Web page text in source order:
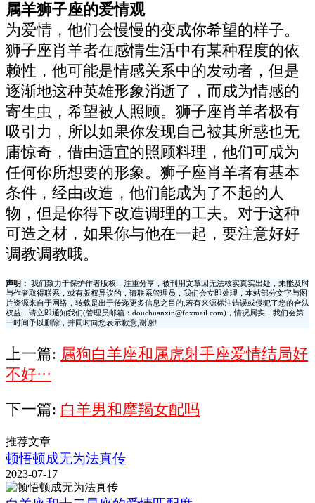
属羊狮子座的爱情观
为爱情，他们会慢慢的变成你希望的样子。
狮子座肖羊者在感情生活中有某种程度的依
赖性，他可能是情感关系中的发动者，但是
逐渐地这种英雄形象消逝了，而成为情感的
寄生虫，希望被人照顾。狮子座肖羊者极有
吸引力，所以如果你发现自己被其所惑也无
庸惊奇，借由适宜的照顾料理，他们可成为
任何你所想要的形象。狮子座肖羊者有基本
条件，经由改造，他们能成为了不起的人
物，但是你得下改造调理的工夫。对于这种
可造之材，如果你与他在一起，要注意好好
调教调教哦。
声明：
我们致力于保护作者版权，注重分享，被刊用文章因无法核实真实出处，未能及时
与作者取得联系，或有版权异议的，请联系管理员，我们会立即处理，本站部分文字与图
片资源来自于网络，转载是出于传递更多信息之目的,若有来源标注错误或侵犯了您的合法
权益，请立即通知我们(管理员邮箱：douchuanxin@foxmail.com)，情况属实，我们会第
一时间予以删除，并同时向您表示歉意,谢谢!
上一篇: 属狗白羊座和属虎射手座爱情结局好
不好···
下一篇: 白羊男和摩羯女配吗
推荐文章
顿悟顿成无为法真传
2023-07-17